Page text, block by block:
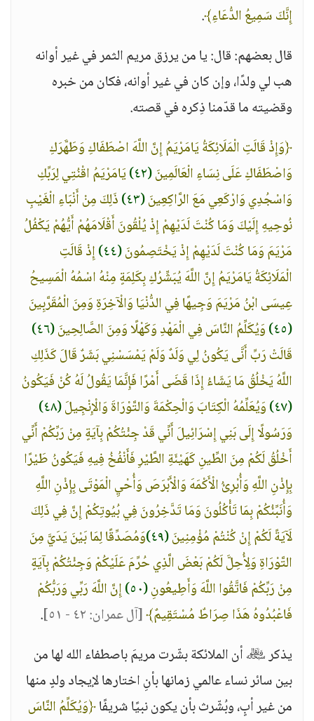
إِنَّكَ سَمِيعُ الدُّعَاءِ﴾.
قال بعضهم: قال: يا من يرزق مريم الثمر في غير أوانه
هب لي ولدًا، وإن كان في غير أوانه، فكان من خبره
وقضيته ما قدّمنا ذِكره في قصته.
﴿وَإِذْ قَالَتِ الْمَلَائِكَةُ يَامَرْيَمُ إِنَّ اللَّهَ اصْطَفَاكِ وَطَهَّرَكِ
وَاصْطَفَاكِ عَلَى نِسَاءِ الْعَالَمِينَ(٤٢)
يَامَرْيَمُ اقْنُتِي لِرَبِّكِ
وَاسْجُدِي وَارْكَعِي مَعَ الرَّاكِعِينَ(٤٣)
ذَلِكَ مِنْ أَنْبَاءِ الْغَيْبِ
نُوحِيهِ إِلَيْكَ وَمَا كُنْتَ لَدَيْهِمْ إِذْ يُلْقُونَ أَقْلَامَهُمْ أَيُّهُمْ يَكْفُلُ
مَرْيَمَ وَمَا كُنْتَ لَدَيْهِمْ إِذْ يَخْتَصِمُونَ(٤٤)
إِذْ قَالَتِ
الْمَلَائِكَةُ يَامَرْيَمُ إِنَّ اللَّهَ يُبَشِّرُكِ بِكَلِمَةٍ مِنْهُ اسْمُهُ الْمَسِيحُ
عِيسَى ابْنُ مَرْيَمَ وَجِيهًا فِي الدُّنْيَا وَالْآخِرَةِ وَمِنَ الْمُقَرَّبِينَ
(٤٥)
وَيُكَلِّمُ النَّاسَ فِي الْمَهْدِ وَكَهْلًا وَمِنَ الصَّالِحِينَ(٤٦)
قَالَتْ رَبِّ أَنَّى يَكُونُ لِي وَلَدٌ وَلَمْ يَمْسَسْنِي بَشَرٌ قَالَ كَذَلِكِ
اللَّهُ يَخْلُقُ مَا يَشَاءُ إِذَا قَضَى أَمْرًا فَإِنَّمَا يَقُولُ لَهُ كُنْ فَيَكُونُ
(٤٧)
وَيُعَلِّمُهُ الْكِتَابَ وَالْحِكْمَةَ وَالتَّوْرَاةَ وَالْإِنْجِيلَ(٤٨)
وَرَسُولًا إِلَى بَنِي إِسْرَائِيلَ أَنِّي قَدْ جِئْتُكُمْ بِآيَةٍ مِنْ رَبِّكُمْ أَنِّي
أَخْلُقُ لَكُمْ مِنَ الطِّينِ كَهَيْئَةِ الطَّيْرِ فَأَنْفُخُ فِيهِ فَيَكُونُ طَيْرًا
بِإِذْنِ اللَّهِ وَأُبْرِئُ الْأَكْمَهَ وَالْأَبْرَصَ وَأُحْيِ الْمَوْتَى بِإِذْنِ اللَّهِ
وَأُنَبِّئُكُمْ بِمَا تَأْكُلُونَ وَمَا تَدَّخِرُونَ فِي بُيُوتِكُمْ إِنَّ فِي ذَلِكَ
لَآيَةً لَكُمْ إِنْ كُنْتُمْ مُؤْمِنِينَ(٤٩)
وَمُصَدِّقًا لِمَا بَيْنَ يَدَيَّ مِنَ
التَّوْرَاةِ وَلِأُحِلَّ لَكُمْ بَعْضَ الَّذِي حُرِّمَ عَلَيْكُمْ وَجِئْتُكُمْ بِآيَةٍ
مِنْ رَبِّكُمْ فَاتَّقُوا اللَّهَ وَأَطِيعُونِ(٥٠)
إِنَّ اللَّهَ رَبِّي وَرَبُّكُمْ
فَاعْبُدُوهُ هَذَا صِرَاطٌ مُسْتَقِيمٌ﴾[آل عمران: ٤٢ - ٥١]
.
يذكر ﷾ أن الملائكة بشّرت مريمَ باصطفاء الله لها من
بين سائر نساء عالمي زمانها بأنِ اختارها لإيجاد ولدٍ منها
من غير أبٍ، وبُشّرث بأن يكون نبيًا شريفًا﴿وَيُكَلِّمُ النَّاسَ